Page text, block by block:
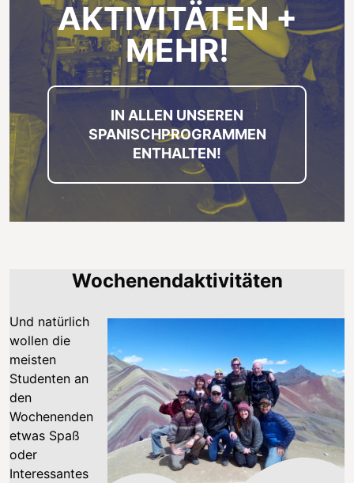
AKTIVITÄTEN +
MEHR!
IN ALLEN UNSEREN
SPANISCHPROGRAMMEN
ENTHALTEN!
Wochenendaktivitäten
Und natürlich
wollen die
meisten
Studenten an
den
Wochenenden
etwas Spaß
oder
Interessantes